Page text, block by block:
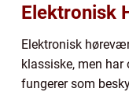
Elektronisk
Elektronisk
klassiske, men har
fungerer som